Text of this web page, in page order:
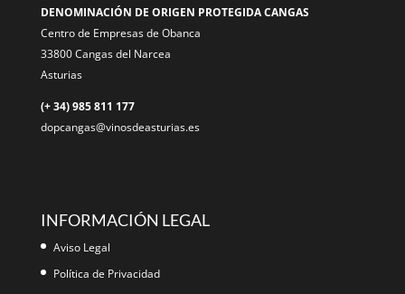
DENOMINACIÓN DE ORIGEN PROTEGIDA CANGAS
Centro de Empresas de Obanca
33800 Cangas del Narcea
Asturias
(+ 34) 985 811 177
dopcangas@vinosdeasturias.es
INFORMACIÓN LEGAL
Aviso Legal
Política de Privacidad